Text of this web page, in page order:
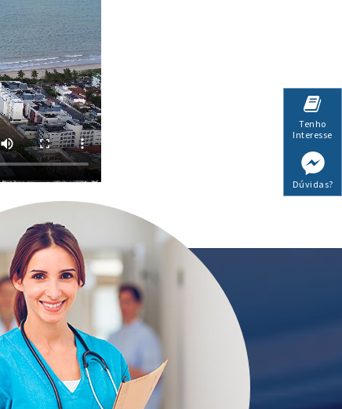
Tenho
Interesse
Dúvidas?